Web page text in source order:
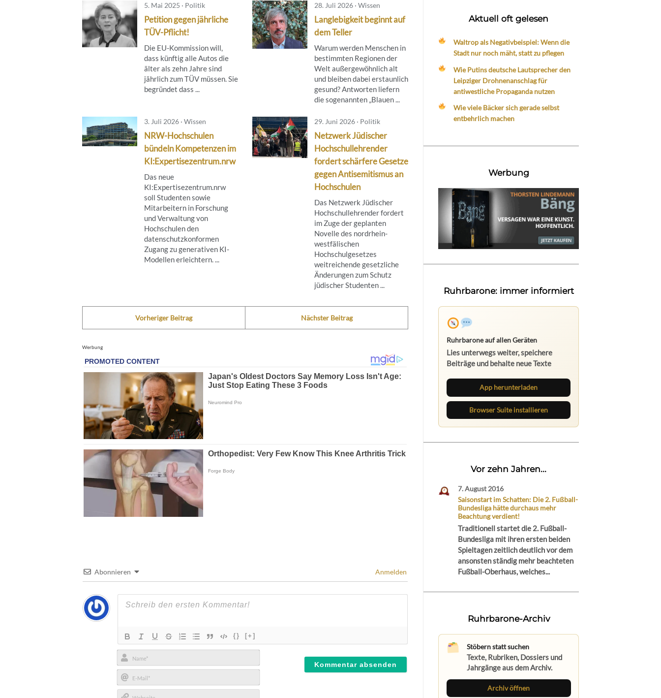
5. Mai 2025 · Politik
Petition gegen jährliche
TÜV-Pflicht!
Die EU-Kommission will,
dass künftig alle Autos die
älter als zehn Jahre sind
jährlich zum TÜV müssen. Sie
begründet dass ...
28. Juli 2026 · Wissen
Langlebigkeit beginnt auf
dem Teller
Warum werden Menschen in
bestimmten Regionen der
Welt außergewöhnlich alt
und bleiben dabei erstaunlich
gesund? Antworten liefern
die sogenannten „Blauen ...
3. Juli 2026 · Wissen
NRW-Hochschulen
bündeln Kompetenzen im
KI:Expertisezentrum.nrw
Das neue
KI:Expertisezentrum.nrw
soll Studenten sowie
Mitarbeitern in Forschung
und Verwaltung von
Hochschulen den
datenschutzkonformen
Zugang zu generativen KI-
Modellen erleichtern. ...
29. Juni 2026 · Politik
Netzwerk Jüdischer
Hochschullehrender
fordert schärfere Gesetze
gegen Antisemitismus an
Hochschulen
Das Netzwerk Jüdischer
Hochschullehrender fordert
im Zuge der geplanten
Novelle des nordrhein-
westfälischen
Hochschulgesetzes
weitreichende gesetzliche
Änderungen zum Schutz
jüdischer Studenten ...
Vorheriger Beitrag Nächster Beitrag
Werbung
Abonnieren Anmelden
{} [+]
Name*
E-
Aktuell oft gelesen
Waltrop als Negativbeispiel: Wenn die
Stadt nur noch mäht, statt zu pflegen
Wie Putins deutsche Lautsprecher den
Leipziger Drohnenanschlag für
antiwestliche Propaganda nutzen
Wie viele Bäcker sich gerade selbst
entbehrlich machen
Werbung
Ruhrbarone: immer informiert
Ruhrbarone auf allen Geräten
Lies unterwegs weiter, speichere
Beiträge und behalte neue Texte
App herunterladen
Browser Suite installieren
Vor zehn Jahren...
7. August 2016
Saisonstart im Schatten: Die 2. Fußball-
Bundesliga hätte durchaus mehr
Beachtung verdient!
Traditionell startet die 2. Fußball-
Bundesliga mit ihren ersten beiden
Spieltagen zeitlich deutlich vor dem
ansonsten ständig mehr beachteten
Fußball-Oberhaus, welches...
Ruhrbarone-Archiv
Stöbern statt suchen
Texte, Rubriken, Dossiers und
Jahrgänge aus dem Archiv.
Archiv öffnen